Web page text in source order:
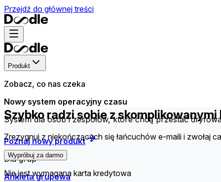
Przejdź do głównej treści
Produkt
Zobacz, co nas czeka
Nowy system operacyjny czasu
System dla osób i zespołów, które chcą przestać
Poznaj nowy produkt
Dla grup
Ankieta grupowa
Szybko radzi sobie z
Zrezygnuj z niekończących się łańcuchów e-maili i zwołaj
Wypróbuj za darmo
Nie jest wymagana karta kredytowa